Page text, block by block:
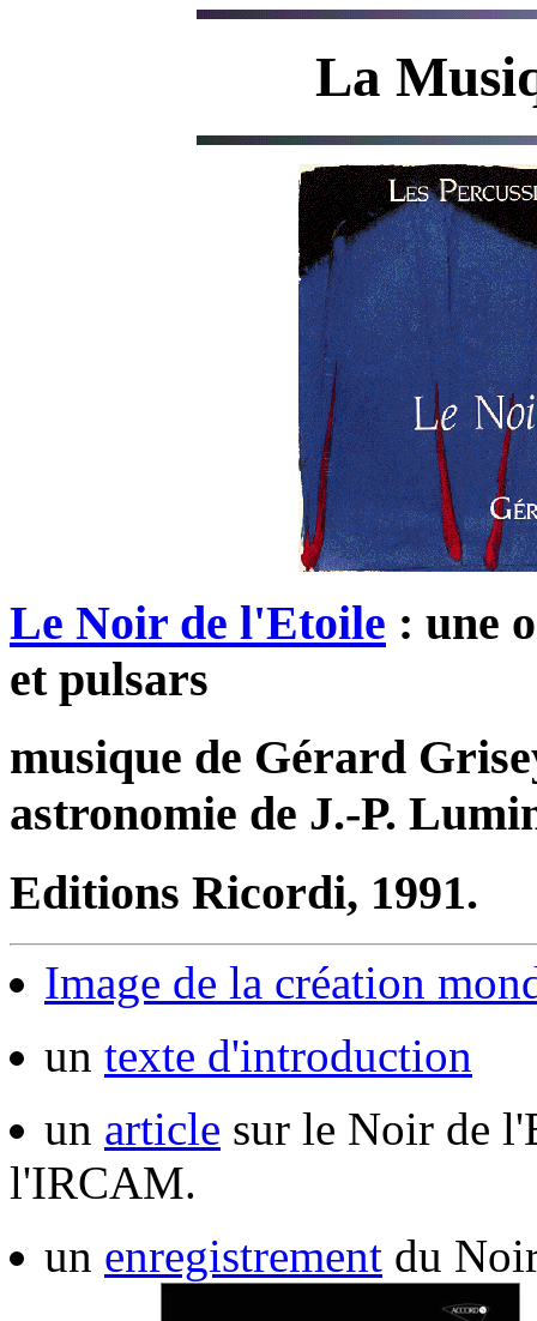
La
Le Noir de l'Etoile : une
et pulsars
musique de Gérard
astronomie de J.-P.
Editions Ricordi, 1991.
Image de la création
un texte d'introduction
un article sur le Noir de
l'IRCAM.
un enregistrement du